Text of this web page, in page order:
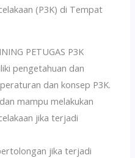
(P3K) di Tempat
PETUGAS P3K
pengetahuan dan
dan konsep P3K.
mampu melakukan
jika terjadi
jika terjadi